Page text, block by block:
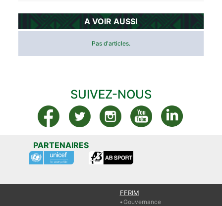
A VOIR AUSSI
Pas d'articles.
SUIVEZ-NOUS
PARTENAIRES
FFRIM
Gouvernance